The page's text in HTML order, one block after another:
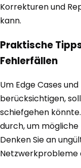
Korrekturen und
kann.
Praktische
Fehlerfällen
Um Edge Cases
berücksichtigen,
schiefgehen
durch, um mögliche
Denken Sie an
Netzwerkprobleme